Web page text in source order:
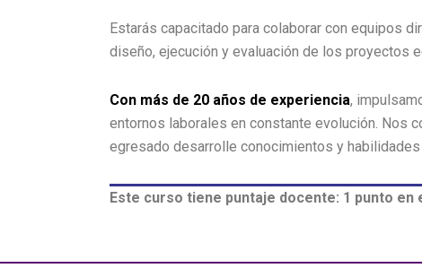
Estarás capacitado para colaborar con equipos
diseño, ejecución y evaluación de los proyectos
Con más de 20 años de experiencia,
entornos laborales en constante evolución. Nos
egresado desarrolle conocimientos y
Este curso tiene puntaje docente: 1 punto